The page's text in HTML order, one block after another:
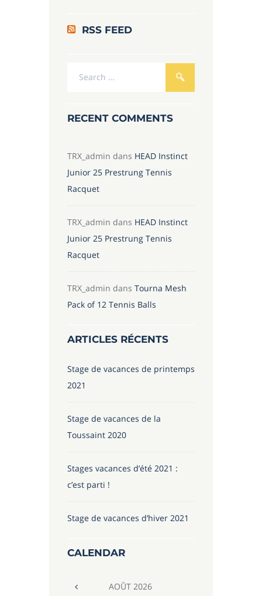
RSS FEED
RECENT COMMENTS
TRX_admin dans HEAD Instinct
Junior 25 Prestrung Tennis
Racquet
TRX_admin dans HEAD Instinct
Junior 25 Prestrung Tennis
Racquet
TRX_admin dans Tourna Mesh
Pack of 12 Tennis Balls
ARTICLES RÉCENTS
Stage de vacances de printemps
2021
Stage de vacances de la
Toussaint 2020
Stages vacances d’été 2021 :
c’est parti !
Stage de vacances d’hiver 2021
CALENDAR
AOÛT 2026